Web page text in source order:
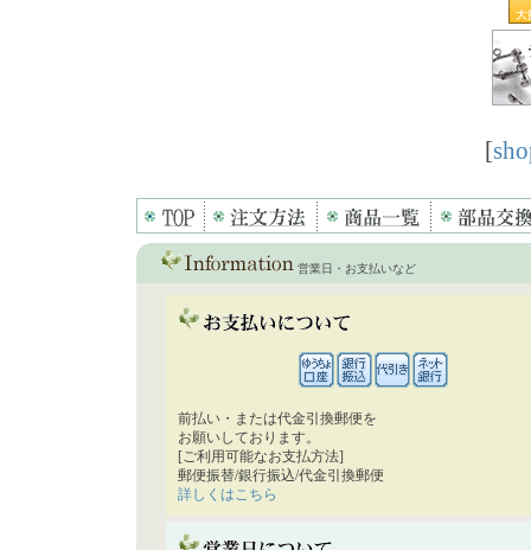
[
営業日・お支払いなど
前払い・または代金引換郵便を
お願いしております。
[ご利用可能なお支払方法]
郵便振替/銀行振込/代金引換郵便
詳しくはこちら